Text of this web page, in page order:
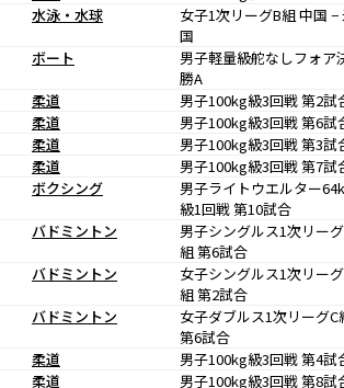
水泳・水球
女子1次リーグB組 中国 −
国
ボート
男子軽量級舵なしフォア
勝A
柔道
男子100kg級3回戦 第2試
柔道
男子100kg級3回戦 第6試
柔道
男子100kg級3回戦 第3試
柔道
男子100kg級3回戦 第7試
ボクシング
男子ライトウエルター
級1回戦 第10試合
バドミントン
男子シングルス1次リー
組 第6試合
バドミントン
女子シングルス1次リー
組 第2試合
バドミントン
女子ダブルス1次リーグC
第6試合
柔道
男子100kg級3回戦 第4試
柔道
男子100kg級3回戦 第8試